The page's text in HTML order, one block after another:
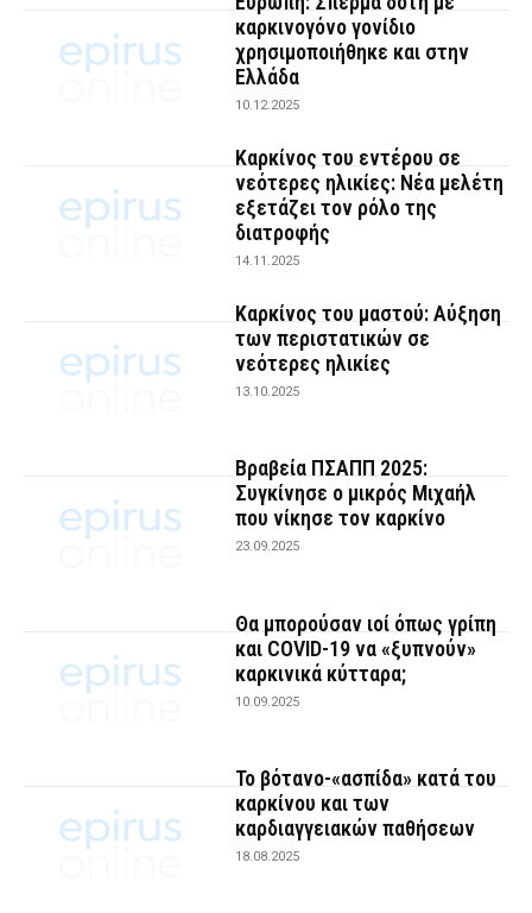
καρκινογόνο γονίδιο
χρησιμοποιήθηκε και στην
Ελλάδα
10.12.2025
Καρκίνος του εντέρου σε
νεότερες ηλικίες: Nέα μελέτη
εξετάζει τον ρόλο της
διατροφής
14.11.2025
Καρκίνος του μαστού: Αύξηση
των περιστατικών σε
νεότερες ηλικίες
13.10.2025
Βραβεία ΠΣΑΠΠ 2025:
Συγκίνησε ο μικρός Μιχαήλ
που νίκησε τον καρκίνο
23.09.2025
Θα μπορούσαν ιοί όπως γρίπη
και COVID-19 να «ξυπνούν»
καρκινικά κύτταρα;
10.09.2025
Το βότανο-«ασπίδα» κατά του
καρκίνου και των
καρδιαγγειακών παθήσεων
18.08.2025